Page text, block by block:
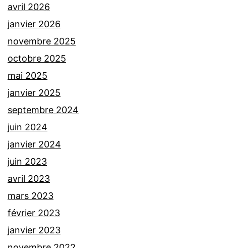
avril 2026
janvier 2026
novembre 2025
octobre 2025
mai 2025
janvier 2025
septembre 2024
juin 2024
janvier 2024
juin 2023
avril 2023
mars 2023
février 2023
janvier 2023